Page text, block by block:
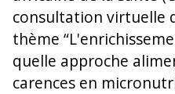
consultation virtuelle
thème
quelle approche
carences en